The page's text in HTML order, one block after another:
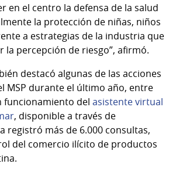
en el centro la defensa de la salud
la protección de niñas, niños
a estrategias de la industria que
la percepción de riesgo”, afirmó.
destacó algunas de las acciones
MSP durante el último año, entre
funcionamiento del asistente virtual
, disponible a través de
registró más de 6.000 consultas,
del comercio ilícito de productos